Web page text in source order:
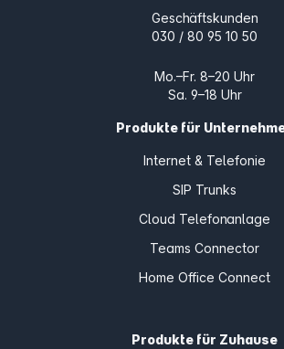
Geschäftskunden
030 / 80 95 10 50
Mo.–Fr. 8–20 Uhr
Sa. 9–18 Uhr
Produkte für
Internet & Telefonie
SIP Trunks
Cloud Telefonanlage
Teams Connector
Home Office Connect
Produkte für Zuhause